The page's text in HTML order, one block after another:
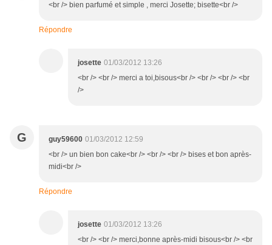
<br /> bien parfumé et simple , merci Josette; bisette<br />
Répondre
josette 01/03/2012 13:26
<br /> <br /> merci a toi,bisous<br /> <br /> <br /> <br
/>
G guy59600 01/03/2012 12:59
<br /> un bien bon cake<br /> <br /> <br /> bises et bon après-
midi<br />
Répondre
josette 01/03/2012 13:26
<br /> <br /> merci,bonne après-midi bisous<br /> <br